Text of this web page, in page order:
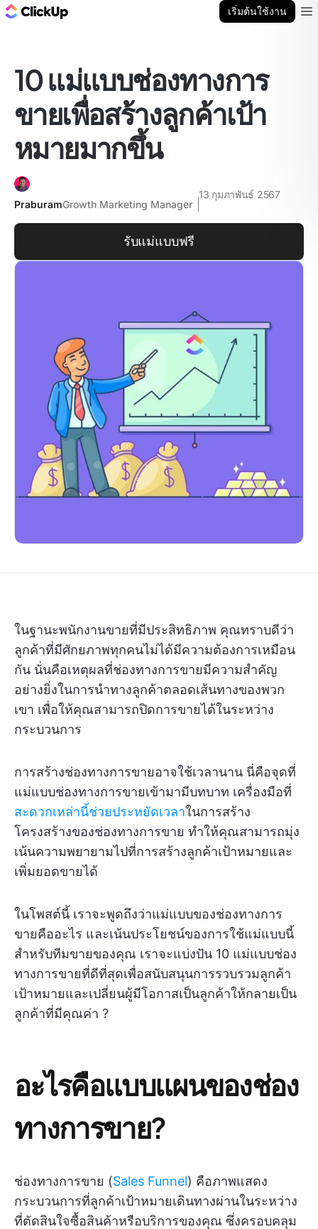
เริ่มต้นใช้งาน
10 แม่แบบช่องทางการ
ขายเพื่อสร้างลูกค้าเป้า
หมายมากขึ้น
PraburamGrowth Marketing Manager
13 กุมภาพันธ์ 2567
รับแม่แบบฟรี
ในฐานะพนักงานขายที่มีประสิทธิภาพ คุณทราบดีว่า
ลูกค้าที่มีศักยภาพทุกคนไม่ได้มีความต้องการเหมือน
กัน นั่นคือเหตุผลที่ช่องทางการขายมีความสำคัญ
อย่างยิ่งในการนำทางลูกค้าตลอดเส้นทางของพวก
เขา เพื่อให้คุณสามารถปิดการขายได้ในระหว่าง
กระบวนการ
การสร้างช่องทางการขายอาจใช้เวลานาน นี่คือจุดที่
แม่แบบช่องทางการขายเข้ามามีบทบาท เครื่องมือที่
สะดวกเหล่านี้ช่วยประหยัดเวลาในการสร้าง
โครงสร้างของช่องทางการขาย ทำให้คุณสามารถมุ่ง
เน้นความพยายามไปที่การสร้างลูกค้าเป้าหมายและ
เพิ่มยอดขายได้
ในโพสต์นี้ เราจะพูดถึงว่าแม่แบบของช่องทางการ
ขายคืออะไร และเน้นประโยชน์ของการใช้แม่แบบนี้
สำหรับทีมขายของคุณ เราจะแบ่งปัน 10 แม่แบบช่อง
ทางการขายที่ดีที่สุดเพื่อสนับสนุนการรวบรวมลูกค้า
เป้าหมายและเปลี่ยนผู้มีโอกาสเป็นลูกค้าให้กลายเป็น
ลูกค้าที่มีคุณค่า ?
อะไรคือแบบแผนของช่อง
ทางการขาย?
ช่องทางการขาย (Sales Funnel) คือภาพแสดง
กระบวนการที่ลูกค้าเป้าหมายเดินทางผ่านในระหว่าง
ที่ตัดสินใจซื้อสินค้าหรือบริการของคุณ ซึ่งครอบคลุม